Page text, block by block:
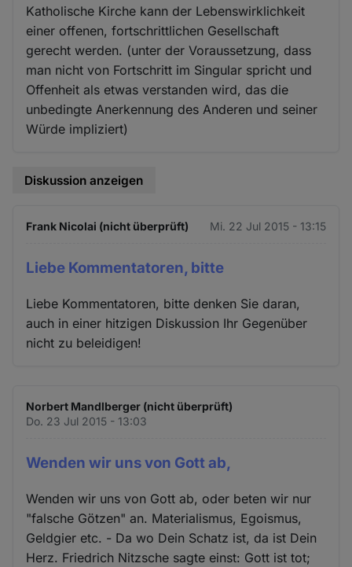
Katholische Kirche kann der Lebenswirklichkeit
einer offenen, fortschrittlichen Gesellschaft
gerecht werden. (unter der Voraussetzung, dass
man nicht von Fortschritt im Singular spricht und
Offenheit als etwas verstanden wird, das die
unbedingte Anerkennung des Anderen und seiner
Würde impliziert)
Diskussion anzeigen
Frank Nicolai (nicht überprüft) Mi. 22 Jul 2015 - 13:15
Liebe Kommentatoren, bitte
Liebe Kommentatoren, bitte denken Sie daran,
auch in einer hitzigen Diskussion Ihr Gegenüber
nicht zu beleidigen!
Norbert Mandlberger (nicht überprüft)
Do. 23 Jul 2015 - 13:03
Wenden wir uns von Gott ab,
Wenden wir uns von Gott ab, oder beten wir nur
"falsche Götzen" an. Materialismus, Egoismus,
Geldgier etc. - Da wo Dein Schatz ist, da ist Dein
Herz. Friedrich Nitzsche sagte einst: Gott ist tot;